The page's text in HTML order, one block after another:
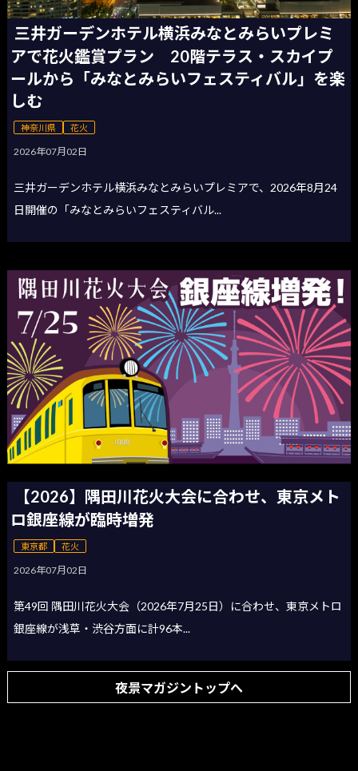
三井ガーデンホテル横浜みなとみらいプレミ
アで花火鑑賞プラン 20階テラス・スカイプ
ールから「みなとみらいフェスティバル」を楽
しむ
神奈川県 花火
2026年07月02日
三井ガーデンホテル横浜みなとみらいプレミアで、2026年8月24
日開催の「みなとみらいフェスティバル...
【2026】隅田川花火大会に合わせ、東京メト
ロ銀座線が臨時増発
東京都 花火
2026年07月02日
第49回 隅田川花火大会（2026年7月25日）に合わせ、東京メトロ
銀座線が浅草・渋谷方面に計96本...
夜景マガジントップへ